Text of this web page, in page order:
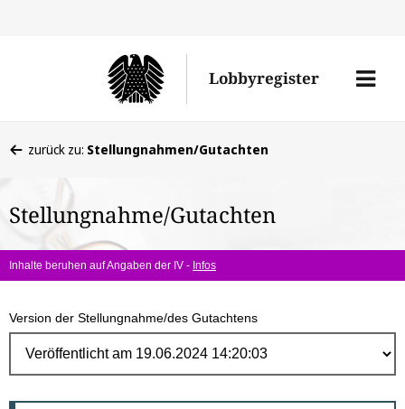
Lobbyregister
Menü
befinden
hier:
zurück zu: Stellungnahmen/Gutachten
Stellungnahme/Gutachten
Inhalte beruhen auf Angaben der IV - Infos
Version der Stellungnahme/des Gutachtens